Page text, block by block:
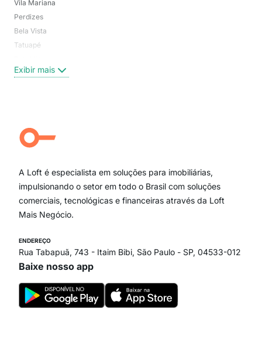
Vila Mariana
Perdizes
Bela Vista
Tatuapé
Centro
Campo Belo
Ipiranga
Paraíso
Itaim Bibi
Exibir mais
A Loft é especialista em soluções para imobiliárias,
impulsionando o setor em todo o Brasil com soluções
comerciais, tecnológicas e financeiras através da Loft
Mais Negócio.
ENDEREÇO
Rua Tabapuã, 743 - Itaim Bibi, São Paulo - SP, 04533-012
Baixe nosso app